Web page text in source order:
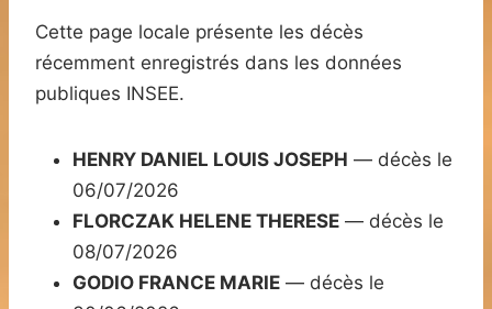
Cette page locale présente les décès
récemment enregistrés dans les données
publiques INSEE.
HENRY DANIEL LOUIS JOSEPH — décès le
06/07/2026
FLORCZAK HELENE THERESE — décès le
08/07/2026
GODIO FRANCE MARIE — décès le